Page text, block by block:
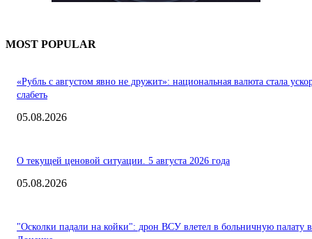
MOST POPULAR
«Рубль с августом явно не дружит»: национальная валюта стала
слабеть
05.08.2026
О текущей ценовой ситуации. 5 августа 2026 года
05.08.2026
"Осколки падали на койки": дрон ВСУ влетел в больничную палату в